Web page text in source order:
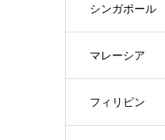
シンガポール
マレーシア
フィリピン